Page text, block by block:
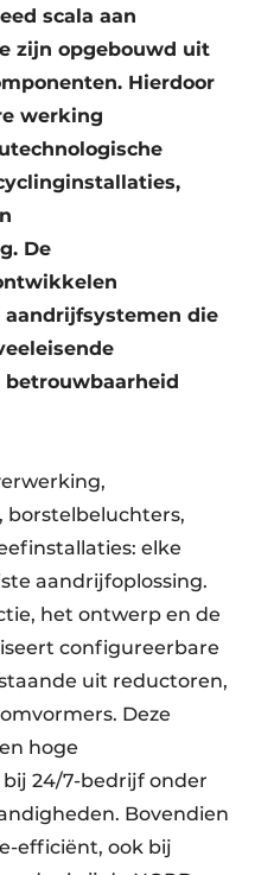
scala aan
zijn opgebouwd uit
Hierdoor
werking
De
die
betrouwbaarheid
borstelbeluchters,
elke
aandrijfoplossing.
het ontwerp en de
configureerbare
uit reductoren,
Deze
hoge
24/7-bedrijf onder
Bovendien
efficiënt, ook bij